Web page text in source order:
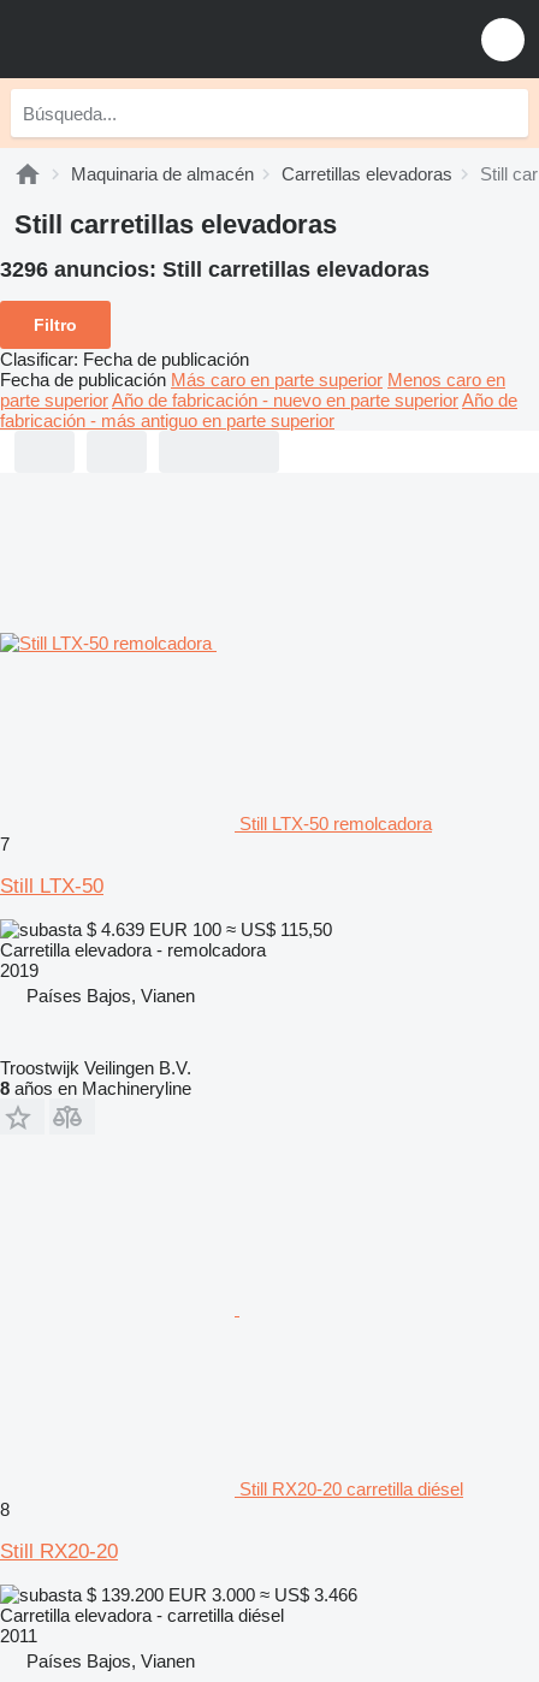
Maquinaria de almacén Carretillas elevadoras Still
Still carretillas elevadoras
3296 anuncios: Still carretillas elevadoras
Filtro
Clasificar: Fecha de publicación
Fecha de publicación Más caro en parte superior Menos caro en
parte superiorAño de fabricación - nuevo en parte superiorAño de
fabricación - más antiguo en parte superior
Still LTX-50 remolcadora
7
Still LTX-50
$ 4.639 EUR 100 ≈ US$ 115,50
Carretilla elevadora - remolcadora
2019
Países Bajos, Vianen
Troostwijk Veilingen B.V.
8 años en Machineryline
Still RX20-20 carretilla diésel
8
Still RX20-20
$ 139.200 EUR 3.000 ≈ US$ 3.466
Carretilla elevadora - carretilla diésel
2011
Países Bajos, Vianen